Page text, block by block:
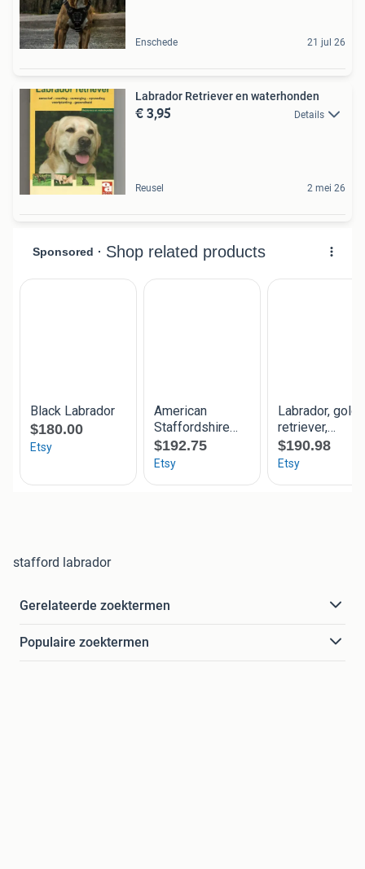
Enschede 21 jul 26
Labrador Retriever en waterhonden
€ 3,95 Details
Reusel 2 mei 26
stafford labrador
Gerelateerde zoektermen
Populaire zoektermen